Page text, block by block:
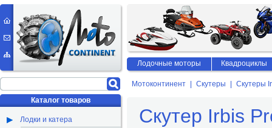
Мотоконтинент Скутеры Скутеры
Скутер Irbis
Каталог товаров
Лодки и катера
Лодочные моторы Квадроциклы